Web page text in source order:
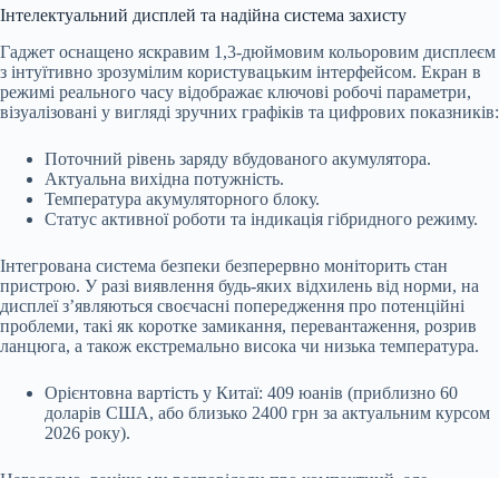
Інтелектуальний дисплей та надійна система захисту
Гаджет оснащено яскравим 1,3-дюймовим кольоровим дисплеєм
з інтуїтивно зрозумілим користувацьким інтерфейсом. Екран в
режимі реального часу відображає ключові робочі параметри,
візуалізовані у вигляді зручних графіків та цифрових показників:
Поточний рівень заряду вбудованого акумулятора.
Актуальна вихідна потужність.
Температура акумуляторного блоку.
Статус активної роботи та індикація гібридного режиму.
Інтегрована система безпеки безперервно моніторить стан
пристрою. У разі виявлення будь-яких відхилень від норми, на
дисплеї з’являються своєчасні попередження про потенційні
проблеми, такі як коротке замикання, перевантаження, розрив
ланцюга, а також екстремально висока чи низька температура.
Орієнтовна вартість у Китаї: 409 юанів (приблизно 60
доларів США, або близько 2400 грн за актуальним курсом
2026 року).